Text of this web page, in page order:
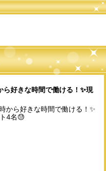
ら好きな時間で働ける！✨現